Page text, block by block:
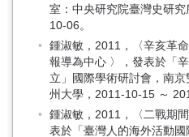
室：中央研究院臺灣史研
10-06。
鍾淑敏，2011，〈辛亥革
報導為中心 〉，發表於「
立」國際學術研討會，南
州大學，2011-10-15 ～
鍾淑敏，2011，〈二戰期
表於「臺灣人的海外活動